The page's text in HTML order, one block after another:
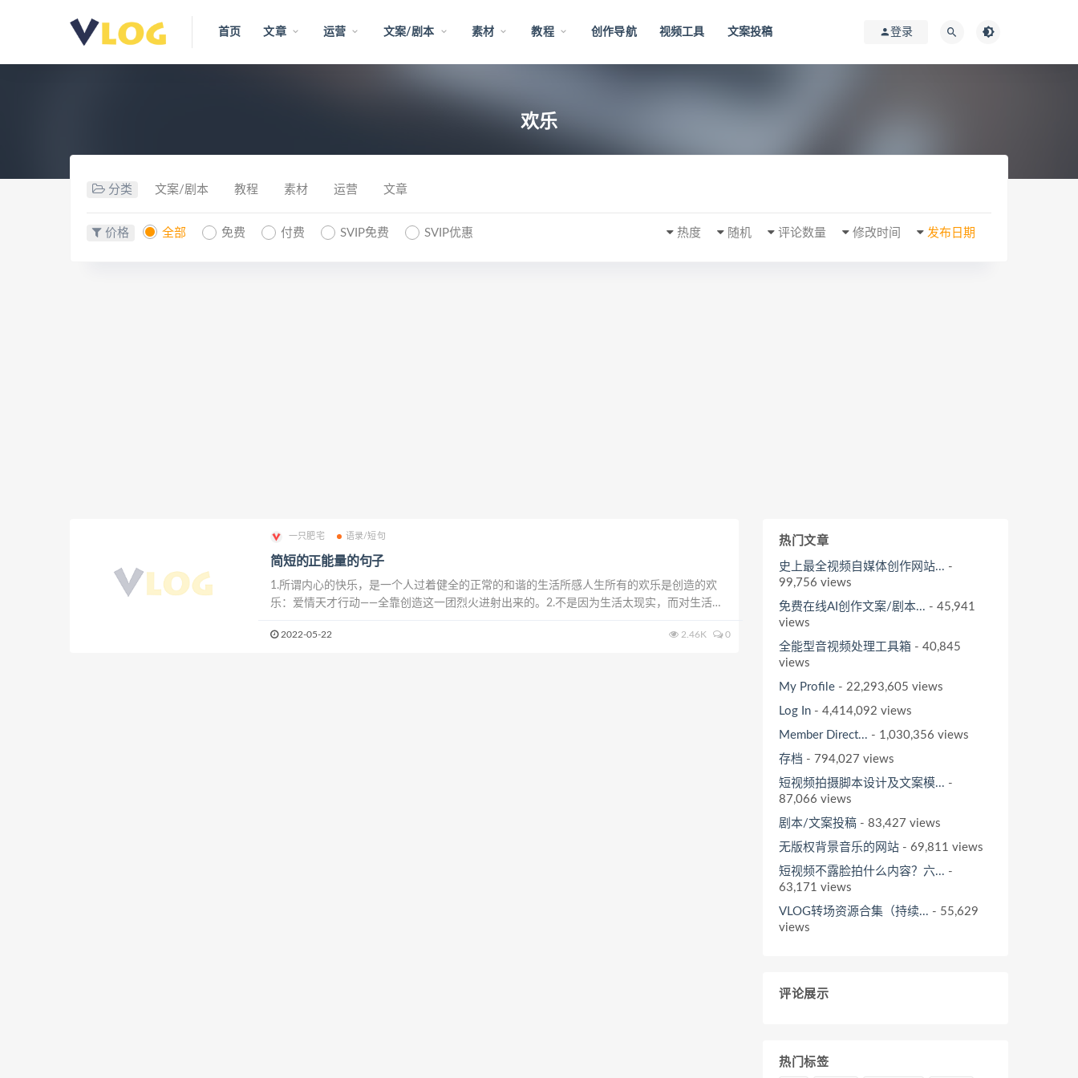
首页 文章 运营 文案/剧本 素材 教程 创作导航 视频工具 文案投稿 登录
欢乐
分类 文案/剧本 教程 素材 运营 文章
价格 全部 免费 付费 SVIP免费 SVIP优惠 发布日期
修改时间
评论数量
随机
热度
一只肥宅 语录/短句
简短的正能量的句子
1.所谓内心的快乐，是一个人过着健全的正常的和谐的生活所感人生所有的欢乐是创造的欢
乐：爱情天才行动——全靠创造这一团烈火进射出来的。2.不是因为生活太现实，而对生活失
的路，责任是你必须要履行的义务。如果说我们每一个人...
2022-05-22 2.46K 0
热门文章
史上最全视频自媒体创作网站... -
99,756 views
免费在线AI创作文案/剧本... - 45,941
views
全能型音视频处理工具箱 - 40,845
views
My Profile - 22,293,605 views
Log In - 4,414,092 views
Member Direct... - 1,030,356 views
存档 - 794,027 views
短视频拍摄脚本设计及文案模... -
87,066 views
剧本/文案投稿 - 83,427 views
无版权背景音乐的网站 - 69,811 views
短视频不露脸拍什么内容？六... -
63,171 views
VLOG转场资源合集（持续... - 55,629
views
评论展示
热门标签